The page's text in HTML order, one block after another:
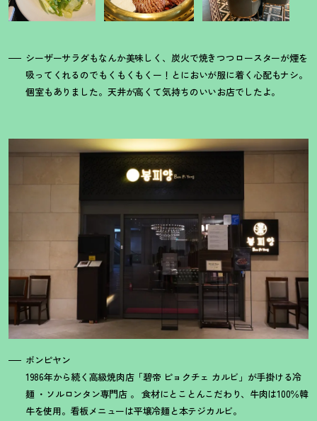
シーザーサラダもなんか美味しく、炭火で焼きつつロースターが煙を
吸ってくれるのでもくもくもくー ！ とにおいが服に着く心配もナシ。
個室もありました。天井が高くて気持ちのいいお店でしたよ。
ボンピヤン
1986年から続く高級焼肉店「碧帝 ピョクチェ カルビ」が手掛ける冷
麺 ・ソルロンタン専門店 。 食材にとことんこだわり、牛肉は100％韓
牛を使用。看板メニューは平壌冷麺と本テジカルビ。